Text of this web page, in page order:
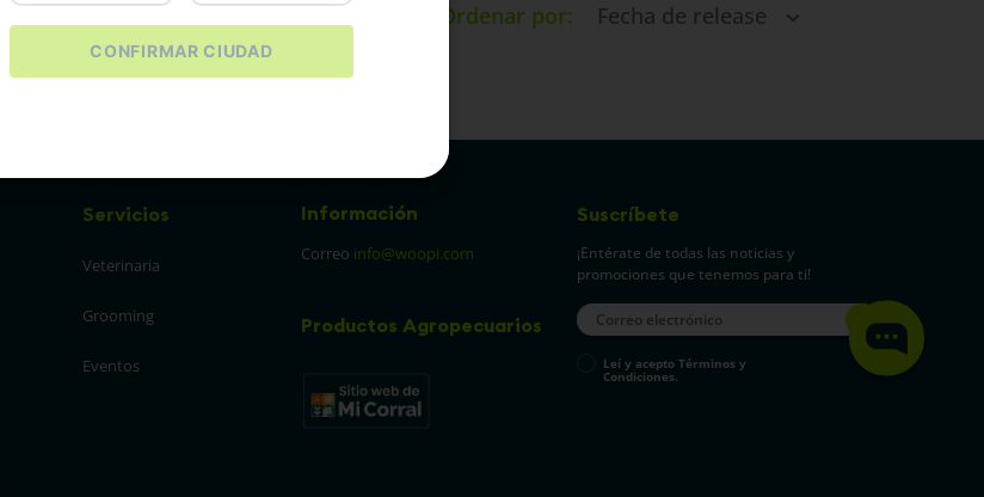
1 Ordenar por Fecha de release
Servicios
Veterinaria
Grooming
Eventos
Información
Correo info@woopi.com
Productos Agropecuarios
Suscríbete
¡Entérate de todas las noticias y
promociones que tenemos para ti!
Leí y acepto Términos y
Condiciones.
CONFIRMAR CIUDAD